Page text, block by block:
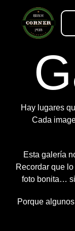
Hay lugares
Cada
Esta galería
Recordar que
foto bonita…
Porque